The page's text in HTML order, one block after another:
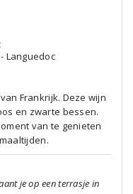
Languedoc
Frankrijk. Deze wijn
en zwarte bessen.
van te genieten
je op een terrasje in